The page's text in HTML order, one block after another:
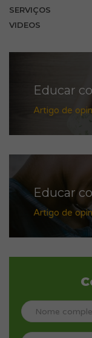
SERVIÇOS
VIDEOS
Educar
Artigo de
Educar
Artigo de